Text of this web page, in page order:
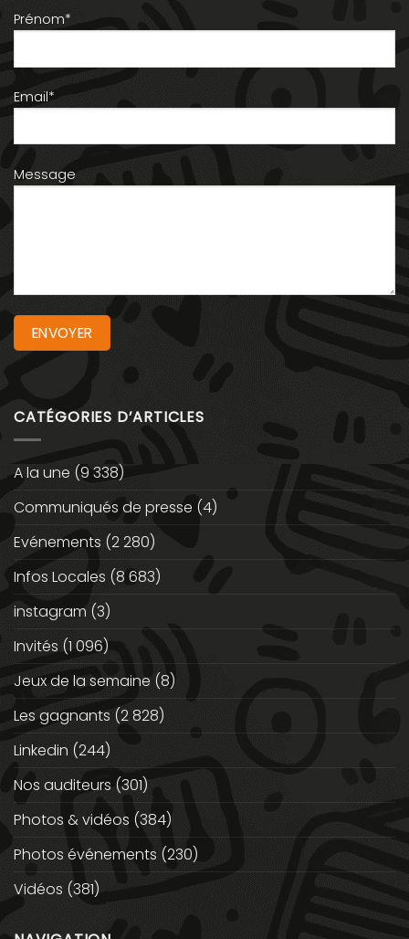
Prénom*
Email*
Message
CATÉGORIES D’ARTICLES
A la une (9 338)
Communiqués de presse (4)
Evénements (2 280)
Infos Locales (8 683)
instagram (3)
Invités (1 096)
Jeux de la semaine (8)
Les gagnants (2 828)
Linkedin (244)
Nos auditeurs (301)
Photos & vidéos (384)
Photos événements (230)
Vidéos (381)